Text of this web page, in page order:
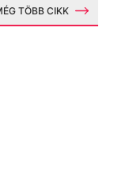
TÖBB CIKK